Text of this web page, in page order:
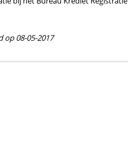
op 08-05-2017